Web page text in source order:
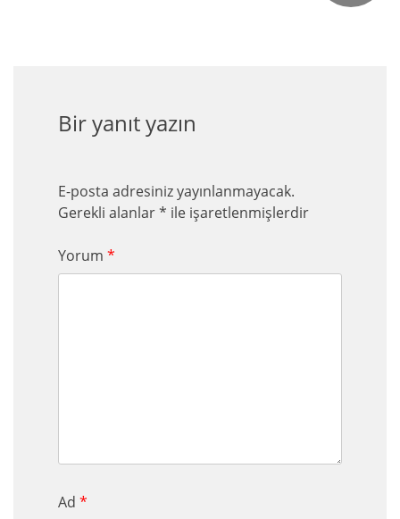
Bir yanıt yazın
E-posta adresiniz yayınlanmayacak.
Gerekli alanlar* ile işaretlenmişlerdir
Yorum *
Ad *